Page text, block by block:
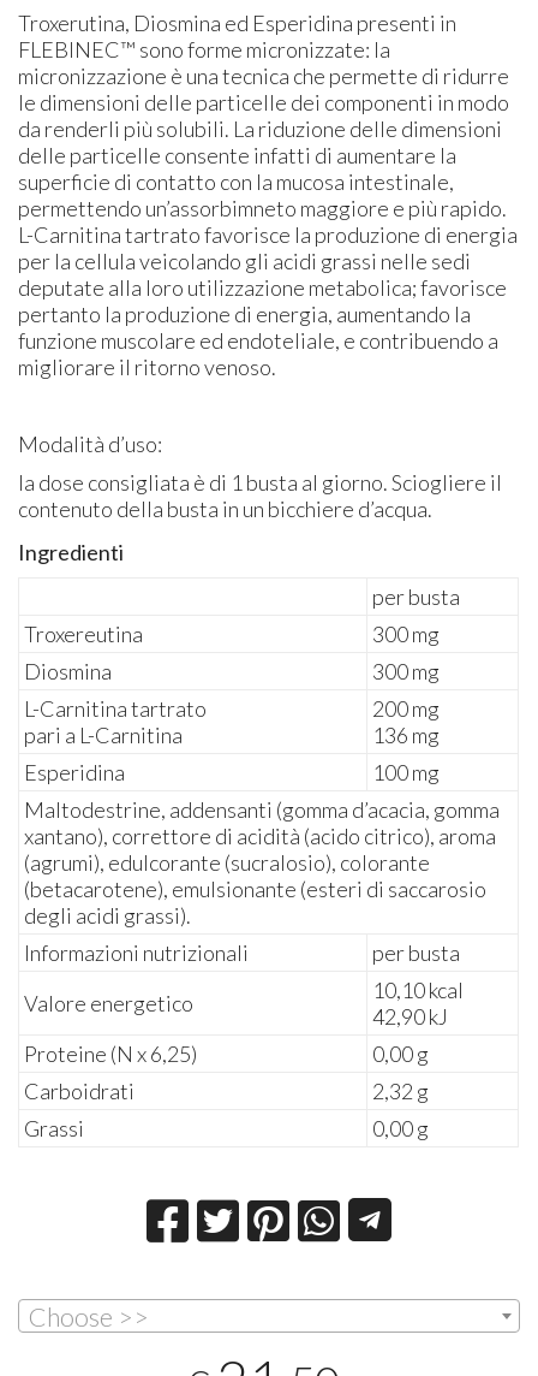
Troxerutina, Diosmina ed Esperidina presenti in
FLEBINEC™ sono forme micronizzate: la
micronizzazione è una tecnica che permette di ridurre
le dimensioni delle particelle dei componenti in modo
da renderli più solubili. La riduzione delle dimensioni
delle particelle consente infatti di aumentare la
superficie di contatto con la mucosa intestinale,
permettendo un’assorbimneto maggiore e più rapido.
L-Carnitina tartrato favorisce la produzione di energia
per la cellula veicolando gli acidi grassi nelle sedi
deputate alla loro utilizzazione metabolica; favorisce
pertanto la produzione di energia, aumentando la
funzione muscolare ed endoteliale, e contribuendo a
migliorare il ritorno venoso.
Modalità d’uso:
la dose consigliata è di 1 busta al giorno. Sciogliere il
contenuto della busta in un bicchiere d’acqua.
Ingredienti
per busta
Troxereutina
300 mg
Diosmina
300 mg
L-Carnitina tartrato
pari a L-Carnitina
200 mg
136 mg
Esperidina
100 mg
Maltodestrine, addensanti (gomma d’acacia, gomma
xantano), correttore di acidità (acido citrico), aroma
(agrumi), edulcorante (sucralosio), colorante
(betacarotene), emulsionante (esteri di saccarosio
degli acidi grassi).
Informazioni nutrizionali
per busta
Valore energetico
10,10 kcal
42,90 kJ
Proteine (N x 6,25)
0,00 g
Carboidrati
2,32 g
Grassi
0,00 g
Choose >>